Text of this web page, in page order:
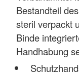
Bestandteil
steril verpackt
Binde
Handhabung